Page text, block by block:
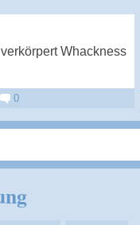
Whackness
0